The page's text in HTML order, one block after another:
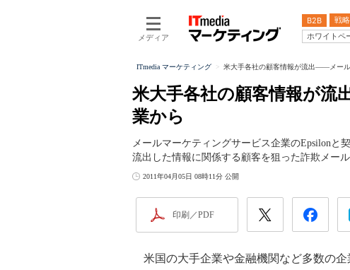
メディア
B2B 戦略
ホワイトペ
ITmedia マーケティング 米大手各社の顧客情報が流出――メー
米大手各社の顧客情報が
業から
メールマーケティングサービス企業のEpsilonと
流出した情報に関係する顧客を狙った詐欺メー
2011年04月05日 08時11分 公開
印刷／PDF
米国の大手企業や金融機関など多数の